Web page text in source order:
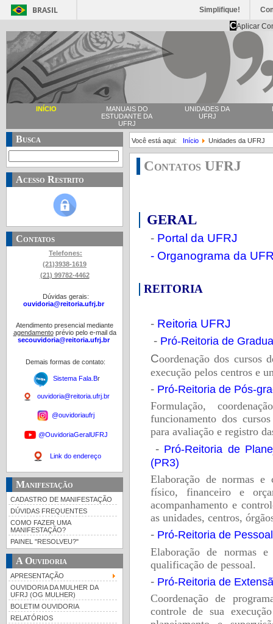
BRASIL Simplifique!
CAplicar
INÍCIO
MANUAIS DO
ESTUDANTE DA
UFRJ
UNIDADES DA
UFRJ
Busca
Acesso Restrito
Contatos
Telefones:
(21)3938-1619
(21) 99782-4462
Dúvidas gerais:
ouvidoria@reitoria.ufrj.br
Atendimento presencial mediante
agendamentoprévio pelo e-mail da
secouvidoria@reitoria.ufrj.br
Demais formas de contato:
Sistema Fala.Br
ouvidoria@reitoria.ufrj.br
@ouvidoriaufrj
@OuvidoriaGeralUFRJ
Link do endereço
Manifestação
CADASTRO DE MANIFESTAÇÃO
DÚVIDAS FREQUENTES
COMO FAZER UMA
MANIFESTAÇÃO?
PAINEL "RESOLVEU?"
A Ouvidoria
APRESENTAÇÃO
OUVIDORIA DA MULHER DA
UFRJ (OG MULHER)
BOLETIM OUVIDORIA
RELATÓRIOS
Você está aqui: Início Unidades da UFRJ
Contatos UFRJ
GERAL
- Portal da UFRJ
- Organograma da
REITORIA
- Reitoria UFRJ
- Pró-Reitoria de
Coordenação dos cursos
execução pelos centros e
- Pró-Reitoria de Pós-
Formulação,
funcionamento dos
para avaliação e registro
- Pró-Reitoria de
(PR3)
Elaboração de normas e
físico, financeiro e
acompanhamento e
as unidades, centros,
- Pró-Reitoria de Pessoal
Elaboração de normas
qualificação de pessoal.
- Pró-Reitoria de
Coordenação de
controle de sua